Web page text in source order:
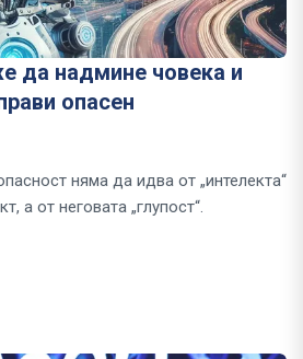
да надмине човека и
опасен
няма да идва от „интелекта“
а от неговата „глупост“.